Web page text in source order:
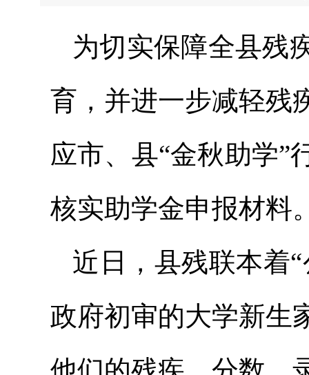
为切实保障全县残
育，并进一步减轻残
应市、县“金秋助学”
核实助学金申报材料
近日，县残联本着
政府初审的大学新生